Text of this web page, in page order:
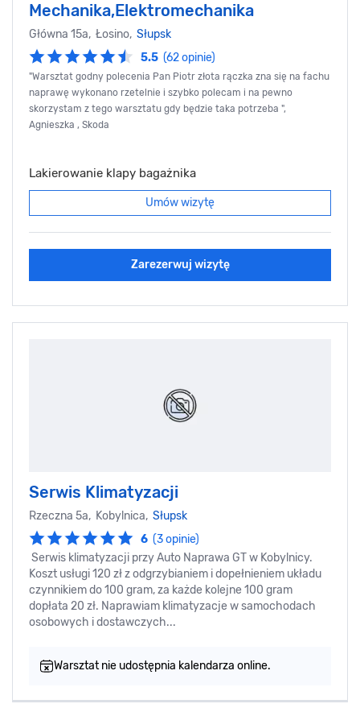
Mechanika,Elektromechanika
Główna 15a, Łosino, Słupsk
5.5 (62 opinie)
"Warsztat godny polecenia Pan Piotr złota rączka zna się na fachu
naprawę wykonano rzetelnie i szybko polecam i na pewno
skorzystam z tego warsztatu gdy będzie taka potrzeba ",
Agnieszka , Skoda
Lakierowanie klapy bagażnika
Umów wizytę
Zarezerwuj wizytę
Serwis Klimatyzacji
Rzeczna 5a, Kobylnica, Słupsk
6 (3 opinie)
Serwis klimatyzacji przy Auto Naprawa GT w Kobylnicy.
Koszt usługi 120 zł z odgrzybianiem i dopełnieniem układu
czynnikiem do 100 gram, za każde kolejne 100 gram
dopłata 20 zł. Naprawiam klimatyzacje w samochodach
osobowych i dostawczych...
Warsztat nie udostępnia kalendarza online.